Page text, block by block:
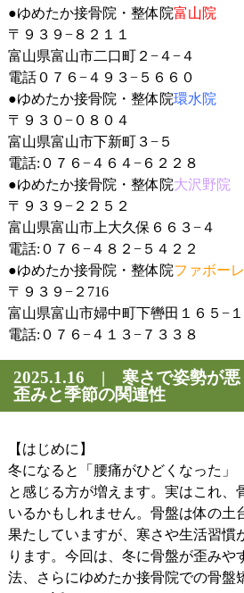
●ゆめたか接骨院・整体院富山院
〒９３９−８２１１
富山県富山市二口町２−４−４
電話０７６−４９３−５６６０
●ゆめたか接骨院・整体院環水院
〒９３０−０８０４
富山県富山市下新町３−５
電話:０７６−４６４−６２２８
●ゆめたか接骨院・整体院大沢野院
〒９３９−２２５２
富山県富山市上大久保６６３−４
電話:０７６−４８２−５４２２
●ゆめたか接骨院・整体院ファボー
〒９３９−２716
富山県富山市婦中町下轡田１６５−
電話:０７６−４１３−７３３８
2025.1.16 | 寒さで姿勢が悪
歪みと季節の関連性
【はじめに】
冬になると「腰痛がひどくなった」
と感じる方が増えます。実はこれ、
いるかもしれません。骨盤は体の土
果たしていますが、寒さや生活習慣
ります。今回は、冬に骨盤が歪みや
法、さらにゆめたか接骨院での骨盤